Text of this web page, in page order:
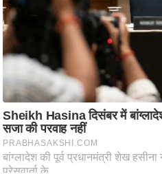
ध
र्म
स्थ
व्र
त
त्यो
हा
र